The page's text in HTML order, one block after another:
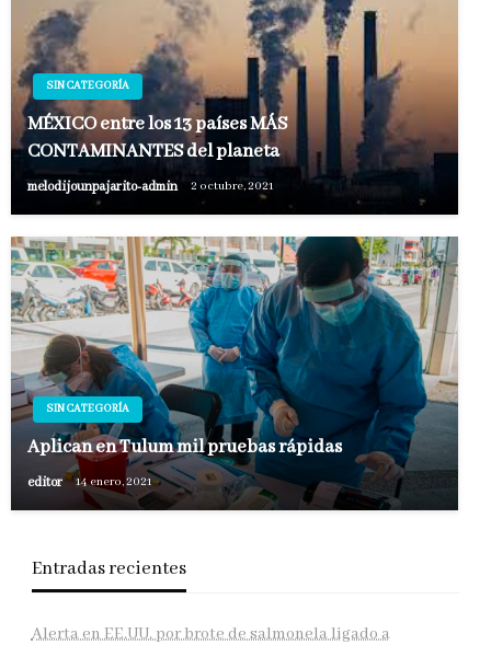
SIN CATEGORÍA
MÉXICO entre los 13 países MÁS
CONTAMINANTES del planeta
melodijounpajarito-admin 2 octubre, 2021
SIN CATEGORÍA
Aplican en Tulum mil pruebas rápidas
editor 14 enero, 2021
Entradas recientes
Alerta en EE.UU. por brote de salmonela ligado a